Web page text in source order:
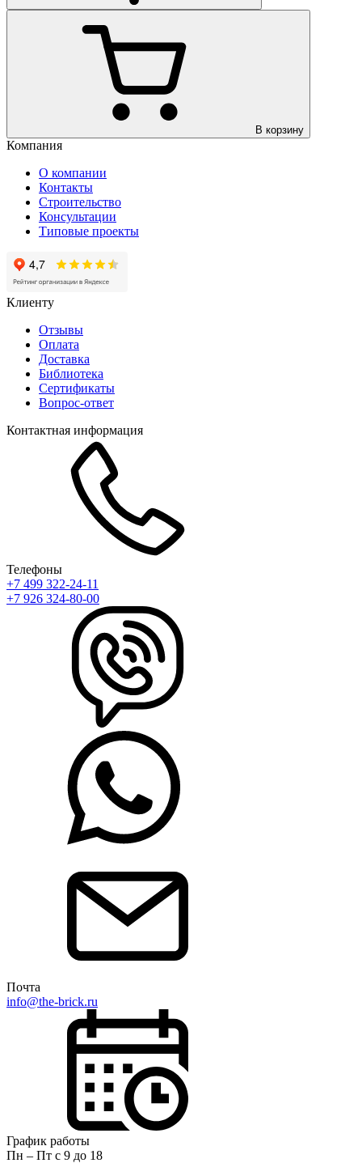
В корзину
Компания
О компании
Контакты
Строительство
Консультации
Типовые проекты
Клиенту
Отзывы
Оплата
Доставка
Библиотека
Сертификаты
Вопрос-ответ
Контактная информация
Телефоны
+7 499 322-24-11
+7 926 324-80-00
Почта
info@the-brick.ru
График работы
Пн – Пт с 9 до 18